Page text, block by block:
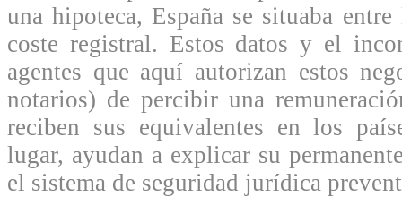
una hipoteca, España se situaba
coste registral. Estos datos y el
agentes que aquí autorizan estos
notarios) de percibir una
reciben sus equivalentes en los
lugar, ayudan a explicar su
el sistema de seguridad jurídica